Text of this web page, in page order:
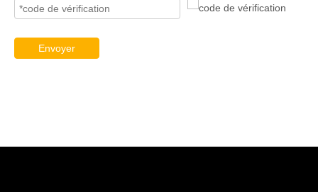
Envoyer